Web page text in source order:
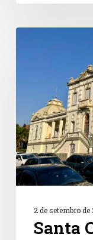
Santa
2 de setembro de
Santa